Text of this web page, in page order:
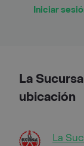
Iniciar
La
ubicación
La